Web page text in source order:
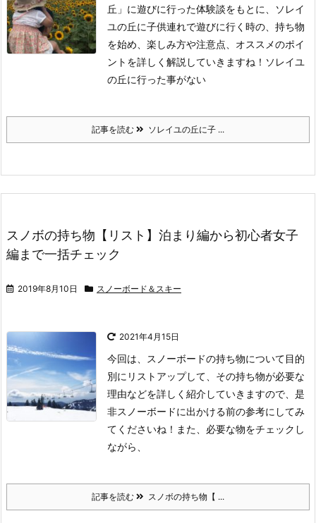
丘」に遊びに行った体験談をもとに、ソレイ
ユの丘に子供連れで遊びに行く時の、持ち物
を始め、楽しみ方や注意点、オススメのポイ
ントを詳しく解説していきますね！ ソレイユ
の丘に行った事がない
記事を読む ソレイユの丘に子 ...
スノボの持ち物【リスト】泊まり編から初心者女子
編まで一括チェック
2019年8月10日 スノーボード＆スキー
2021年4月15日
今回は、スノーボードの持ち物について目的
別にリストアップして、その持ち物が必要な
理由などを詳しく紹介していきますので、是
非スノーボードに出かける前の参考にしてみ
てくださいね！ また、必要な物をチェックし
ながら、
記事を読む スノボの持ち物【 ...